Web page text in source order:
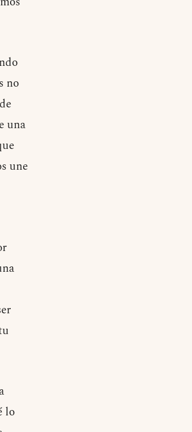
no
una
une
lo